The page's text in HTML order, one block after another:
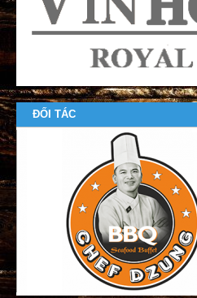
ĐỐI TÁC